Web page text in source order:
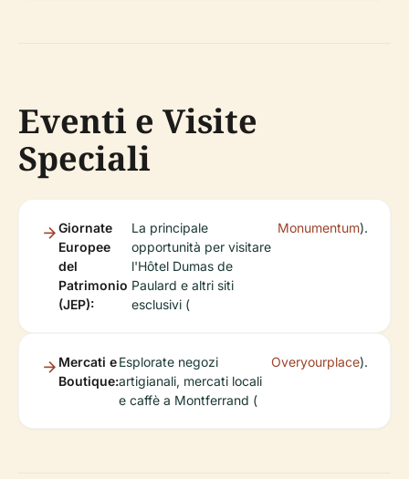
Eventi e Visite
Speciali
Giornate
Europee
del
Patrimonio
(JEP):
La principale
opportunità per visitare
l'Hôtel Dumas de
Paulard e altri siti
esclusivi (
Monumentum).
Mercati e
Boutique:
Esplorate negozi
artigianali, mercati locali
e caffè a Montferrand (
Overyourplace).